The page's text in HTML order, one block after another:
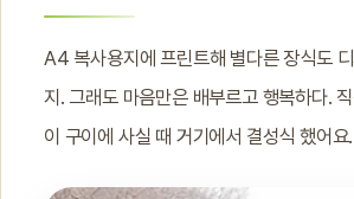
A4 복사용지에 프린트해 별다른 장식도
지. 그래도 마음만은 배부르고 행복하다.
이 구이에 사실 때 거기에서 결성식 했어요.